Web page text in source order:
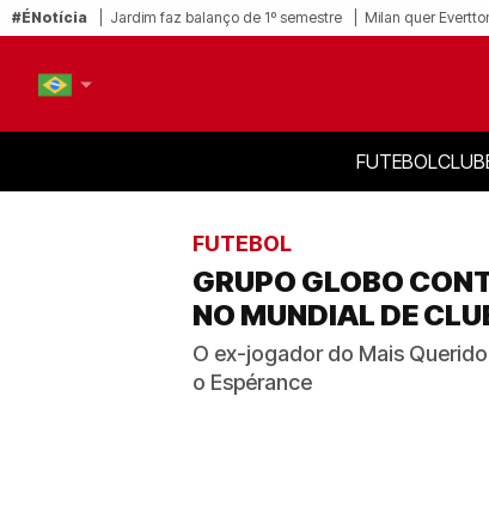
#ÉNotícia Jardim faz balanço de 1º semestre Milan quer
FUTEBOL
FUTEBOL
GRUPO GLOBO
NO MUNDIAL DE
O ex-jogador do Mais
o Espérance